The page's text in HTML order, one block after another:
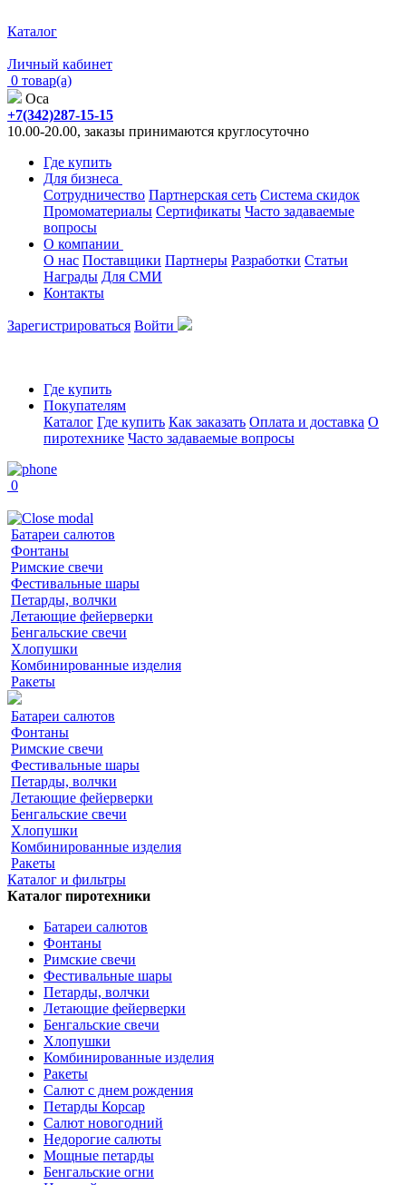
Каталог
Личный кабинет
0 товар(а)
Оса
+7(342)287-15-15
10.00-20.00, заказы принимаются круглосуточно
Где купить
Для бизнеса
Сотрудничество Партнерская сеть Система скидок
Промоматериалы Сертификаты Часто задаваемые
вопросы
О компании
О нас Поставщики Партнеры Разработки Статьи
Награды Для СМИ
Контакты
Зарегистрироваться Войти
Где купить
Покупателям
Каталог Где купить Как заказать Оплата и доставка О
пиротехнике Часто задаваемые вопросы
0
Батареи салютов
Фонтаны
Римские свечи
Фестивальные шары
Петарды, волчки
Летающие фейерверки
Бенгальские свечи
Хлопушки
Комбинированные изделия
Ракеты
Батареи салютов
Фонтаны
Римские свечи
Фестивальные шары
Петарды, волчки
Летающие фейерверки
Бенгальские свечи
Хлопушки
Комбинированные изделия
Ракеты
Каталог и фильтры
Каталог пиротехники
Батареи салютов
Фонтаны
Римские свечи
Фестивальные шары
Петарды, волчки
Летающие фейерверки
Бенгальские свечи
Хлопушки
Комбинированные изделия
Ракеты
Салют с днем рождения
Петарды Корсар
Салют новогодний
Недорогие салюты
Мощные петарды
Бенгальские огни